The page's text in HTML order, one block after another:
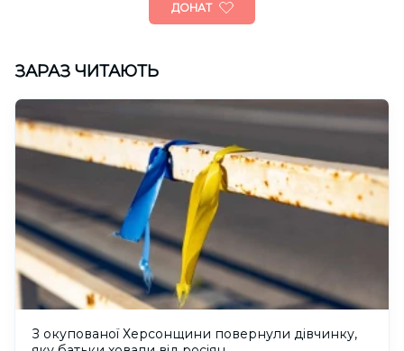
ДОНАТ
ЗАРАЗ ЧИТАЮТЬ
З окупованої Херсонщини повернули дівчинку,